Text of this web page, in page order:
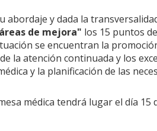
abordaje y dada la
de mejora" los 15 puntos
se encuentran la
la atención continuada y los
y la planificación de las
médica tendrá lugar el día 15